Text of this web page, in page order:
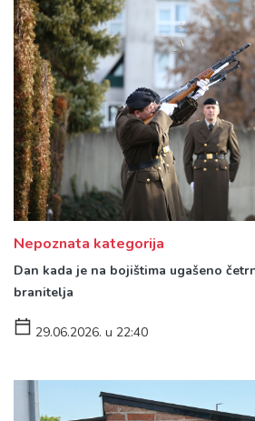
Nepoznata kategorija
Dan kada je na bojištima ugašeno
branitelja
29.06.2026. u 22:40